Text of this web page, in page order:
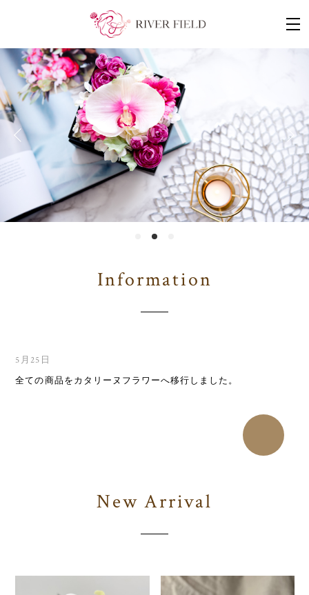
Information
5月25日
全ての商品をカタリーヌフラワーへ移行しました。
New Arrival